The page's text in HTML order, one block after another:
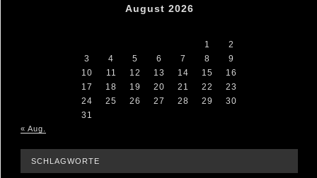
August 2026
1
2
3
4 5 6 7 8
9
10
11 12 13 14 15
16
17
18 19 20 21 22
23
24
25 26 27 28 29
30
31
« Aug.
SCHLAGWORTE